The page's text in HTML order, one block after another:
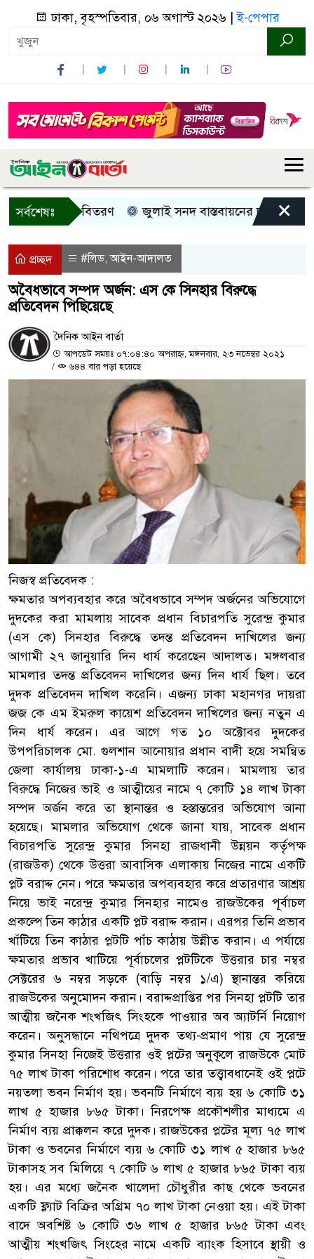
ঢাকা, বৃহস্পতিবার, ০৬ অগাস্ট ২০২৬ |ই-পেপার
সর্বশেষঃ
সহায়তা বিতরণ জুলাই সনদ বাস্তবায়নের দাবিতে×
প্রচ্ছদ #লিড,আইন-আদালত
অবৈধভাবে সম্পদ অর্জন: এস কে সিনহার বিরুদ্ধে
প্রতিবেদন পিছিয়েছে
দৈনিক আইন বার্তা
আপডেট সময়ঃ ০৭:০৪:৪০ অপরাহ্ন, মঙ্গলবার, ২৩ নভেম্বর ২০২১
/
৬৪৪ বার পড়া হয়েছে
নিজস্ব প্রতিবেদক :
ক্ষমতার অপব্যবহার করে অবৈধভাবে সম্পদ অর্জনের অভিযোগে
দুদকের করা মামলায় সাবেক প্রধান বিচারপতি সুরেন্দ্র কুমার
(এস কে) সিনহার বিরুদ্ধে তদন্ত প্রতিবেদন দাখিলের জন্য
আগামী ২৭ জানুয়ারি দিন ধার্য করেছেন আদালত। মঙ্গলবার
মামলার তদন্ত প্রতিবেদন দাখিলের জন্য দিন ধার্য ছিল। তবে
দুদক প্রতিবেদন দাখিল করেনি। এজন্য ঢাকা মহানগর দায়রা
জজ কে এম ইমরুল কায়েশ প্রতিবেদন দাখিলের জন্য নতুন এ
দিন ধার্য করেন। এর আগে গত ১০ অক্টোবর দুদকের
উপপরিচালক মো. গুলশান আনোয়ার প্রধান বাদী হয়ে সমন্বিত
জেলা কার্যালয় ঢাকা-১-এ মামলাটি করেন। মামলায় তার
বিরুদ্ধে নিজের ভাই ও আত্মীয়ের নামে ৭ কোটি ১৪ লাখ টাকা
সম্পদ অর্জন করে তা স্থানান্তর ও হস্তান্তরের অভিযোগ আনা
হয়েছে। মামলার অভিযোগ থেকে জানা যায়, সাবেক প্রধান
বিচারপতি সুরেন্দ্র কুমার সিনহা রাজধানী উন্নয়ন কর্তৃপক্ষ
(রাজউক) থেকে উত্তরা আবাসিক এলাকায় নিজের নামে একটি
প্লট বরাদ্দ নেন। পরে ক্ষমতার অপব্যবহার করে প্রতারণার আশ্রয়
নিয়ে ভাই নরেন্দ্র কুমার সিনহার নামেও রাজউকের পূর্বাচল
প্রকল্পে তিন কাঠার একটি প্লট বরাদ্দ করান। এরপর তিনি প্রভাব
খাঁটিয়ে তিন কাঠার প্লটটি পাঁচ কাঠায় উন্নীত করান। এ পর্যায়ে
ক্ষমতার প্রভাব খাটিয়ে পূর্বাচলের প্লটটিকে উত্তরার চার নম্বর
সেক্টরের ৬ নম্বর সড়কে (বাড়ি নম্বর ১/এ) স্থানান্তর করিয়ে
রাজউকের অনুমোদন করান। বরাদ্দপ্রাপ্তির পর সিনহা প্লটটি তার
আত্মীয় জনৈক শংখজিৎ সিংহকে পাওয়ার অব অ্যাটর্নি নিয়োগ
করেন। অনুসন্ধানে নথিপত্রে দুদক তথ্য-প্রমাণ পায় যে সুরেন্দ্র
কুমার সিনহা নিজেই উত্তরার ওই প্লটের অনুকূলে রাজউকে মোট
৭৫ লাখ টাকা পরিশোধ করেন। পরে তার তত্ত্বাবধানেই ওই প্লটে
নয়তলা ভবন নির্মাণ হয়। ভবনটি নির্মাণে ব্যয় হয় ৬ কোটি ৩১
লাখ ৫ হাজার ৮৬৫ টাকা। নিরপেক্ষ প্রকৌশলীর মাধ্যমে এ
নির্মাণ ব্যয় প্রাক্কলন করে দুদক। রাজউকের প্লটের মূল্য ৭৫ লাখ
টাকা ও ভবনের নির্মাণে ব্যয় ৬ কোটি ৩১ লাখ ৫ হাজার ৮৬৫
টাকাসহ সব মিলিয়ে ৭ কোটি ৬ লাখ ৫ হাজার ৮৬৫ টাকা ব্যয়
হয়। এর মধ্যে জনৈক খালেদা চৌধুরীর কাছ থেকে ভবনের
একটি ফ্ল্যাট বিক্রির অগ্রিম ৭০ লাখ টাকা নেওয়া হয়। এই টাকা
বাদে অবশিষ্ট ৬ কোটি ৩৬ লাখ ৫ হাজার ৮৬৫ টাকা এবং
আত্মীয় শংখজিৎ সিংহের নামে একটি ব্যাংক হিসাবে স্থায়ী ও